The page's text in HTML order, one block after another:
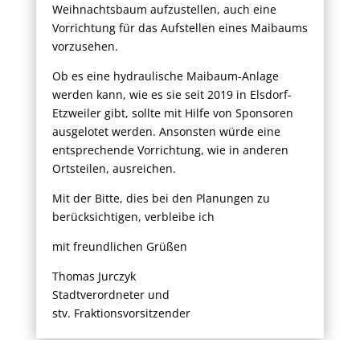
Weihnachtsbaum aufzustellen, auch eine
Vorrichtung für das Aufstellen eines Maibaums
vorzusehen.
Ob es eine hydraulische Maibaum-Anlage
werden kann, wie es sie seit 2019 in Elsdorf-
Etzweiler gibt, sollte mit Hilfe von Sponsoren
ausgelotet werden. Ansonsten würde eine
entsprechende Vorrichtung, wie in anderen
Ortsteilen, ausreichen.
Mit der Bitte, dies bei den Planungen zu
berücksichtigen, verbleibe ich
mit freundlichen Grüßen
Thomas Jurczyk
Stadtverordneter und
stv. Fraktionsvorsitzender